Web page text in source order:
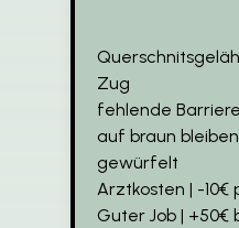
Zug
fehlende
auf braun
gewürfelt
Arztkosten | -10€
Guter Job | +50€